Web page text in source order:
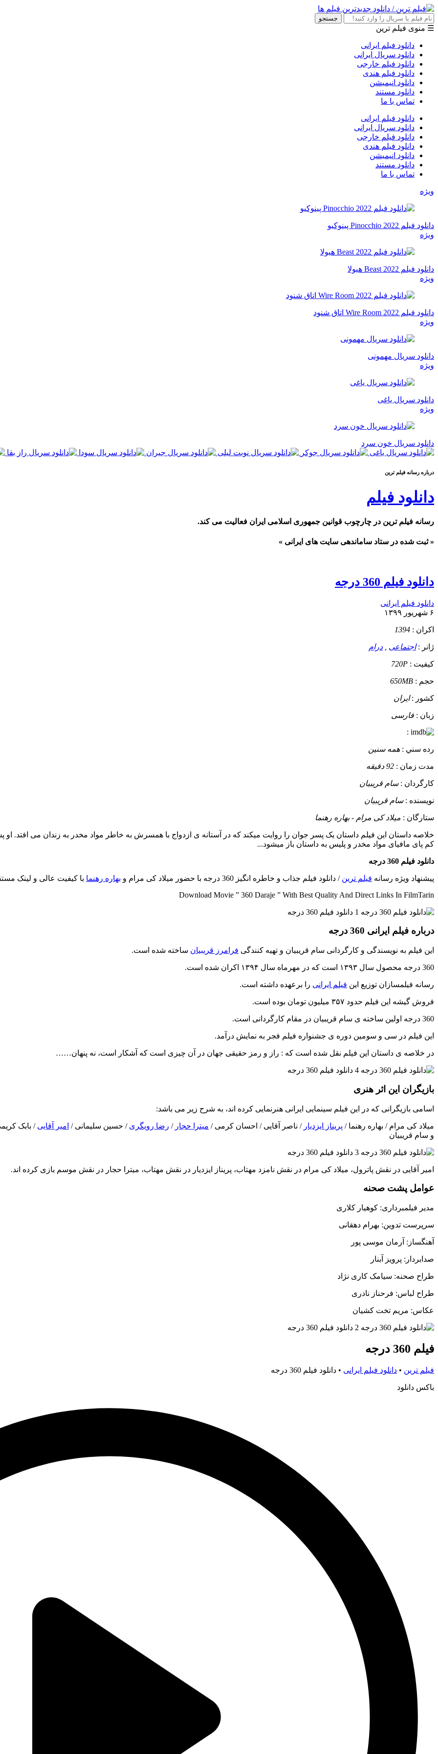
جستجو
☰ منوی فیلم ترین
دانلود فیلم ایرانی
دانلود سریال ایرانی
دانلود فیلم خارجی
دانلود فیلم هندی
دانلود انیمیشن
دانلود مستند
تماس با ما
دانلود فیلم ایرانی
دانلود سریال ایرانی
دانلود فیلم خارجی
دانلود فیلم هندی
دانلود انیمیشن
دانلود مستند
تماس با ما
ویژه
دانلود فیلم Pinocchio 2022 پینوکیو
ویژه
دانلود فیلم Beast 2022 هیولا
ویژه
دانلود فیلم Wire Room 2022 اتاق شنود
ویژه
دانلود سریال مهمونی
ویژه
دانلود سریال یاغی
ویژه
دانلود سریال خون سرد
درباره رسانه فيلم ترين
دانلود فیلم
رسانه فیلم ترین در چارچوب قوانین جمهوری اسلامی ایران فعالیت می کند.
« ثبت شده در ستاد ساماندهی سایت های ایرانی »
دانلود فیلم 360 درجه
دانلود فیلم ایرانی
۶ شهریور ۱۳۹۹
اکران : 1394
ژانر :اجتماعی درام
کيفيت : 720P
حجم : 650MB
کشور :ایران
زبان : فارسی
:
رده سني : همه سنین
مدت زمان : 92 دقیقه
کارگردان :سام قریبیان
نويسنده :سام قریبیان
ستارگان : میلاد کی مرام - بهاره رهنما
خلاصه داستان
کم پای مافیای مواد مخدر و پلیس به داستان باز میشود...
دانلود فیلم 360 درجه
پیشنهاد ویژه رسانه فیلم ترین / دانلود فیلم جذاب و خاطره انگیز 360 درجه با حضور میلاد کی مرام و بهاره رهنما با کیفیت عالی و لینک
Download Movie ” 360 Daraje ” With Best Quality And Direct Links In FilmTarin
درباره فیلم ایرانی 360 درجه
این فیلم به نویسندگی و کارگردانی سام قریبیان و تهیه کنندگی فرامرز قریبیان ساخته شده است.
360 درجه محصول سال ۱۳۹۳ است که در مهرماه سال ۱۳۹۴ اکران شده است.
رسانه فیلمسازان توزیع این فیلم ایرانی را برعهده داشته است.
فروش گیشه این فیلم حدود ۳۵۷ میلیون تومان بوده است.
360 درجه اولین ساخته ی سام قریبیان در مقام کارگردانی است.
این فیلم در سی و سومین دوره ی جشنواره فیلم فجر به نمایش درآمد.
در خلاصه ی داستان این فیلم نقل شده است که : راز و رمز حقیقی جهان در آن چیزی است که آشکار است، نه پنهان……
بازیگران این اثر هنری
اسامی بازیگرانی که در این فیلم سینمایی ایرانی هنرنمایی کرده اند، به شرح زیر می باشد:
میلاد کی مرام / بهاره رهنما / پریناز ایزدیار / ناصر آقایی / احسان کرمی / میترا حجار / رضا رویگری / حسین سلیمانی / امیر آقایی / بابک
و سام قریبیان
امیر آقایی در نقش پاترول، میلاد کی مرام در نقش نامزد مهتاب، پریناز ایزدیار در نقش مهتاب، میترا حجار در نقش موسم بازی کرده اند.
عوامل پشت صحنه
مدیر فیلمبرداری: کوهیار کلاری
سرپرست تدوین: بهرام دهقانی
آهنگساز: آرمان موسی پور
صدابردار: پرویز آبنار
طراح صحنه: سیامک کاری نژاد
طراح لباس: فرحناز نادری
عکاس: مریم تخت کشیان
فیلم 360 درجه
فیلم ترین • دانلود فیلم ایرانی • دانلود فیلم 360 درجه
باکس دانلود